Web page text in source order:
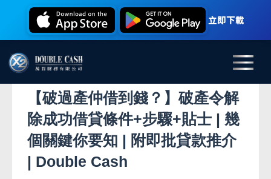
立即下載
【破過產仲借到錢？】破產令解
除成功借貸條件+步驟+貼士 | 幾
個關鍵你要知 | 附即批貸款推介
| Double Cash